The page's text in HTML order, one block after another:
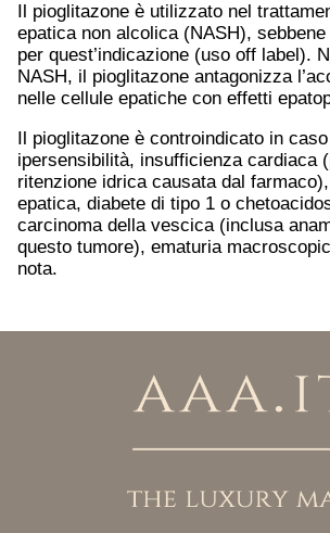
Il pioglitazone è utilizzato nel
epatica non alcolica (NASH),
per quest’indicazione (uso off label).
NASH, il pioglitazone antagonizza
nelle cellule epatiche con effetti
Il pioglitazone è controindicato in
ipersensibilità, insufficienza cardiaca
ritenzione idrica causata dal
epatica, diabete di tipo 1 o
carcinoma della vescica (inclusa
questo tumore), ematuria
nota.